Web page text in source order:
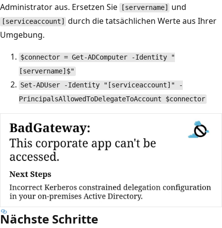
Administrator aus. Ersetzen Sie
[servername] und
[serviceaccount]
durch die tatsächlichen Werte aus Ihrer
Umgebung.
$connector = Get-ADComputer -Identity "
[servername]$"
Set-ADUser -Identity "[serviceaccount]" -
PrincipalsAllowedToDelegateToAccount $connector
Nächste Schritte